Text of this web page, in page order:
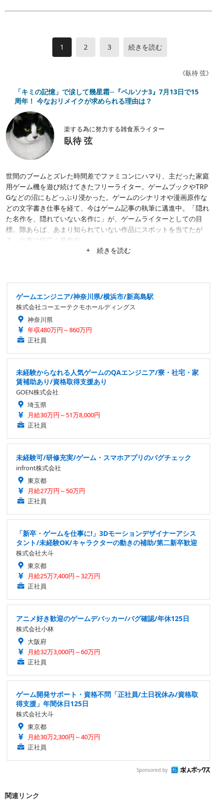
1 2 3 続きを読む
《臥待 弦》
「キミの記憶」で涙して幾星霜─『ペルソナ3』7月13日で15
周年！ 今なおリメイクが求められる理由は？
楽する為に努力する雑食系ライター
臥待 弦
世間のブームとズレた時間差でファミコンにハマり、主だった家庭
用ゲーム機を遊び続けてきたフリーライター。ゲームブックやTRP
Gなどの沼にもどっぷり浸かった。ゲームのシナリオや漫画原作な
どの文字書き仕事を経て、今はゲーム記事の執筆に邁進中。「隠れ
た名作を、隠れていない名作に」が、ゲームライターとしての目
標。隙あらば、あまり知られていない作品にスポットを当てたが
る。仕事は幅広く募集中。
+ 続きを読む
ゲームエンジニア/神奈川県/横浜市/新高島駅
株式会社コーエーテクモホールディングス
神奈川県
年収480万円～860万円
正社員
未経験からなれる人気ゲームのQAエンジニア/寮・社宅・家
賃補助あり/資格取得支援あり
GOEN株式会社
埼玉県
月給30万円～51万8,000円
正社員
未経験可/研修充実/ゲーム・スマホアプリのバグチェック
infront株式会社
東京都
月給27万円～50万円
正社員
「新卒・ゲームを仕事に!」3Dモーションデザイナーアシス
タント/未経験OK/キャラクターの動きの補助/第二新卒歓迎
株式会社大斗
東京都
月給25万7,400円～32万円
正社員
アニメ好き歓迎のゲームデバッカー/バグ確認/年休125日
株式会社小林
大阪府
月給32万3,000円～60万円
正社員
ゲーム開発サポート・資格不問「正社員/土日祝休み/資格取
得支援」年間休日125日
株式会社大斗
東京都
月給30万2,300円～40万円
正社員
Sponsored by
関連リンク